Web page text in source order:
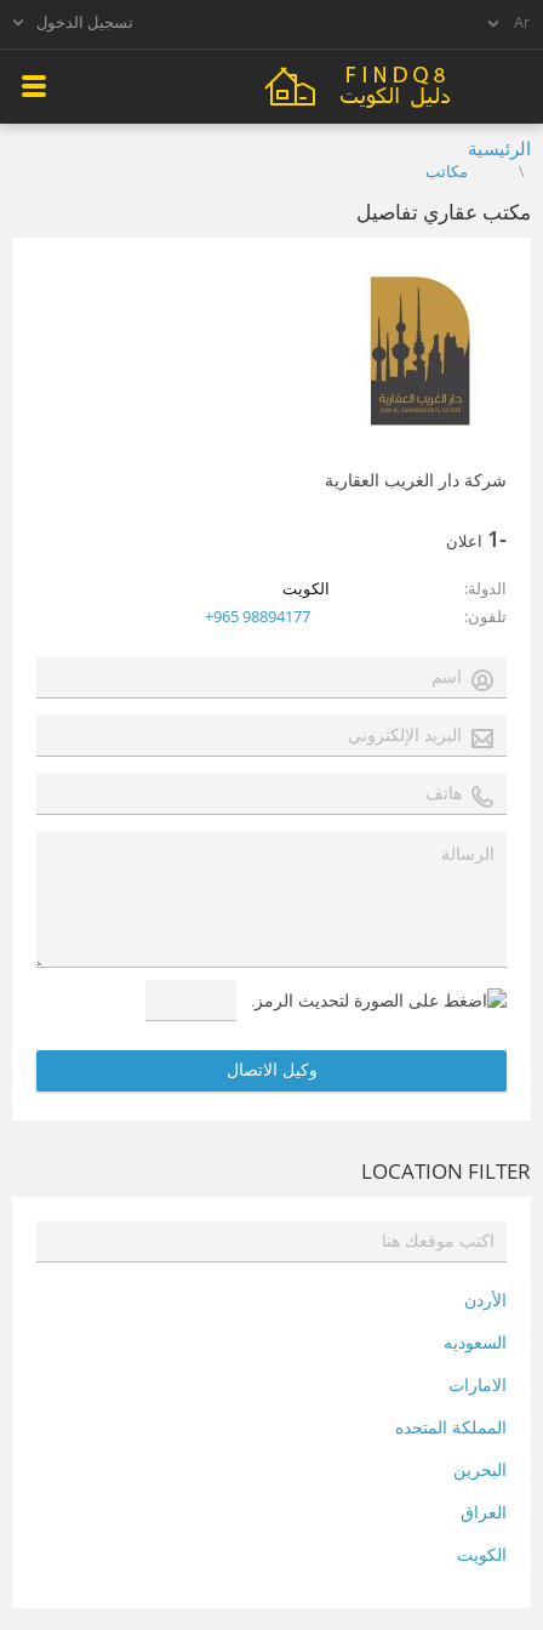
تسجيل الدخول
الرئيسية
مكاتب
مكتب عقاري تفاصيل
شركة دار الغريب العقارية
-1 اعلان
الدولة
الكويت
تلفون
+965 98894177
LOCATION FILTER
الأردن
السعوديه
الامارات
المملكة المتحده
البحرين
العراق
الكويت